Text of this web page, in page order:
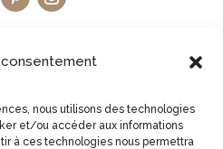
nous utilisons des technologies
et/ou accéder aux informations
à ces technologies nous permettra
ETSY